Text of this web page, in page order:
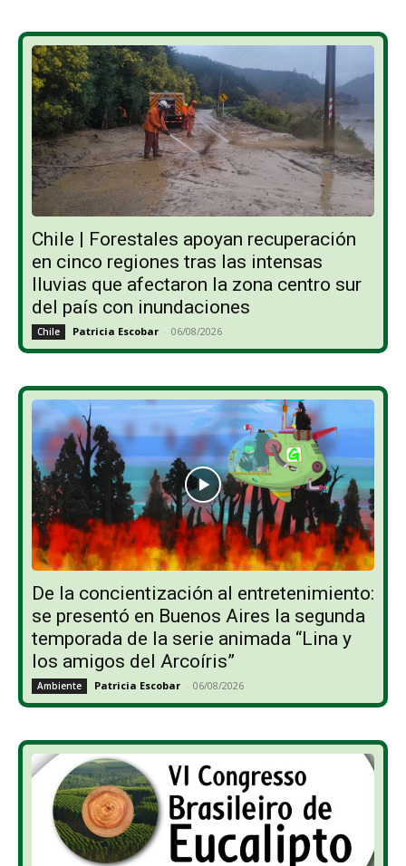
Chile | Forestales apoyan recuperación
en cinco regiones tras las intensas
lluvias que afectaron la zona centro sur
del país con inundaciones
Chile Patricia Escobar - 06/08/2026
De la concientización al entretenimiento:
se presentó en Buenos Aires la segunda
temporada de la serie animada “Lina y
los amigos del Arcoíris”
Ambiente Patricia Escobar - 06/08/2026